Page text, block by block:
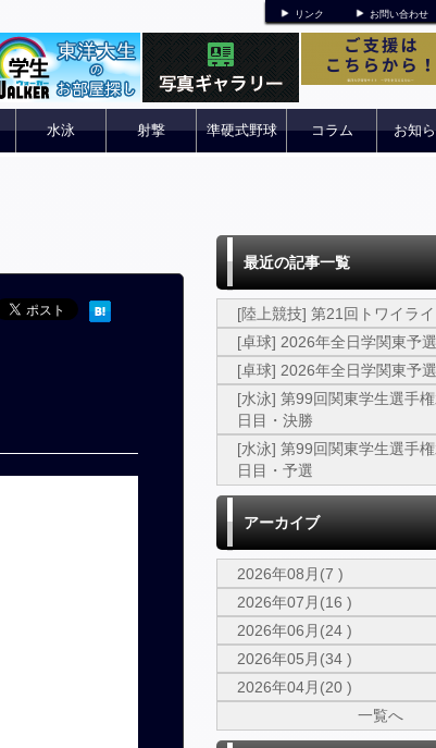
リンク お問い合わせ
水泳 射撃 準硬式野球 コラム お知
最近の記事一覧
[陸上競技] 第21回トワイラ
[卓球] 2026年全日学関東予
[卓球] 2026年全日学関東予
[水泳] 第99回関東学生選手
日目・決勝
[水泳] 第99回関東学生選手
日目・予選
アーカイブ
2026年08月(7 )
2026年07月(16 )
2026年06月(24 )
2026年05月(34 )
2026年04月(20 )
一覧へ